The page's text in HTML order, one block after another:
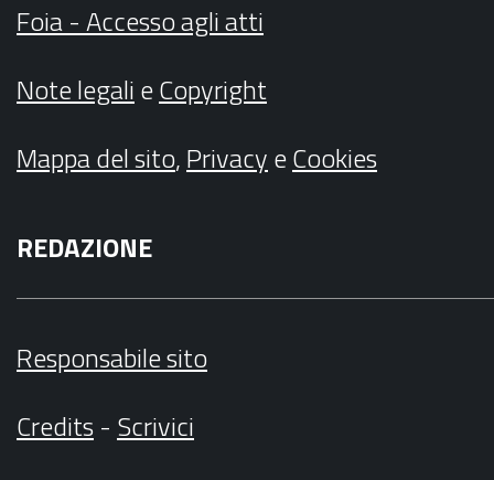
Foia - Accesso agli atti
Note legalieCopyright
Mappa del sito,PrivacyeCookies
REDAZIONE
Responsabile sito
Credits- Scrivici